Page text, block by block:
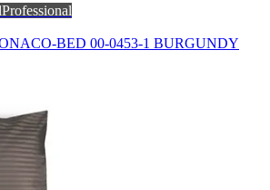
Professional
BED 00-0453-1 BURGUNDY